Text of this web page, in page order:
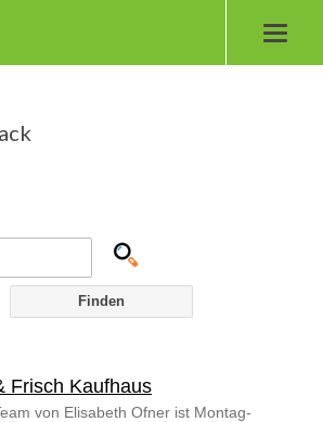
Frisch Kaufhaus
von Elisabeth Ofner ist Montag-